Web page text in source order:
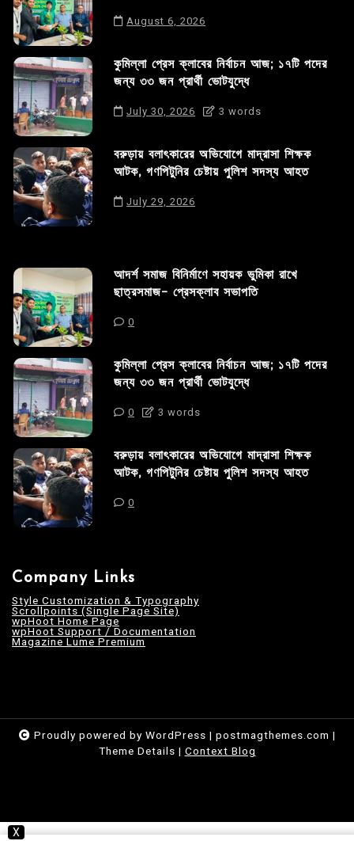
August 6, 2026
কুমিল্লা প্রেস ক্লাবের নির্বাচন আজ; ১৭টি পদের
জন্য ৩৩ জন প্রার্থী ভোটযুদ্ধে
July 30, 2026 3 words
বরুড়ায় বলাৎকারের অভিযোগে মাদ্রাসা শিক্ষক
আটক, গণপিটুনির চেষ্টায় পুলিশ সদস্য আহত
July 29, 2026
আদর্শ সমাজ বিনির্মাণে সহায়ক ভুমিকা রাখে
ছাত্রসমাজ- প্রেসক্লাব সভাপতি
0
কুমিল্লা প্রেস ক্লাবের নির্বাচন আজ; ১৭টি পদের
জন্য ৩৩ জন প্রার্থী ভোটযুদ্ধে
0 3 words
বরুড়ায় বলাৎকারের অভিযোগে মাদ্রাসা শিক্ষক
আটক, গণপিটুনির চেষ্টায় পুলিশ সদস্য আহত
0
Company Links
Style Customization & Typography
Scrollpoints (Single Page Site)
wpHoot Home Page
wpHoot Support / Documentation
Magazine Lume Premium
Proudly powered by WordPress | postmagthemes.com |
Theme Details | Context Blog
X